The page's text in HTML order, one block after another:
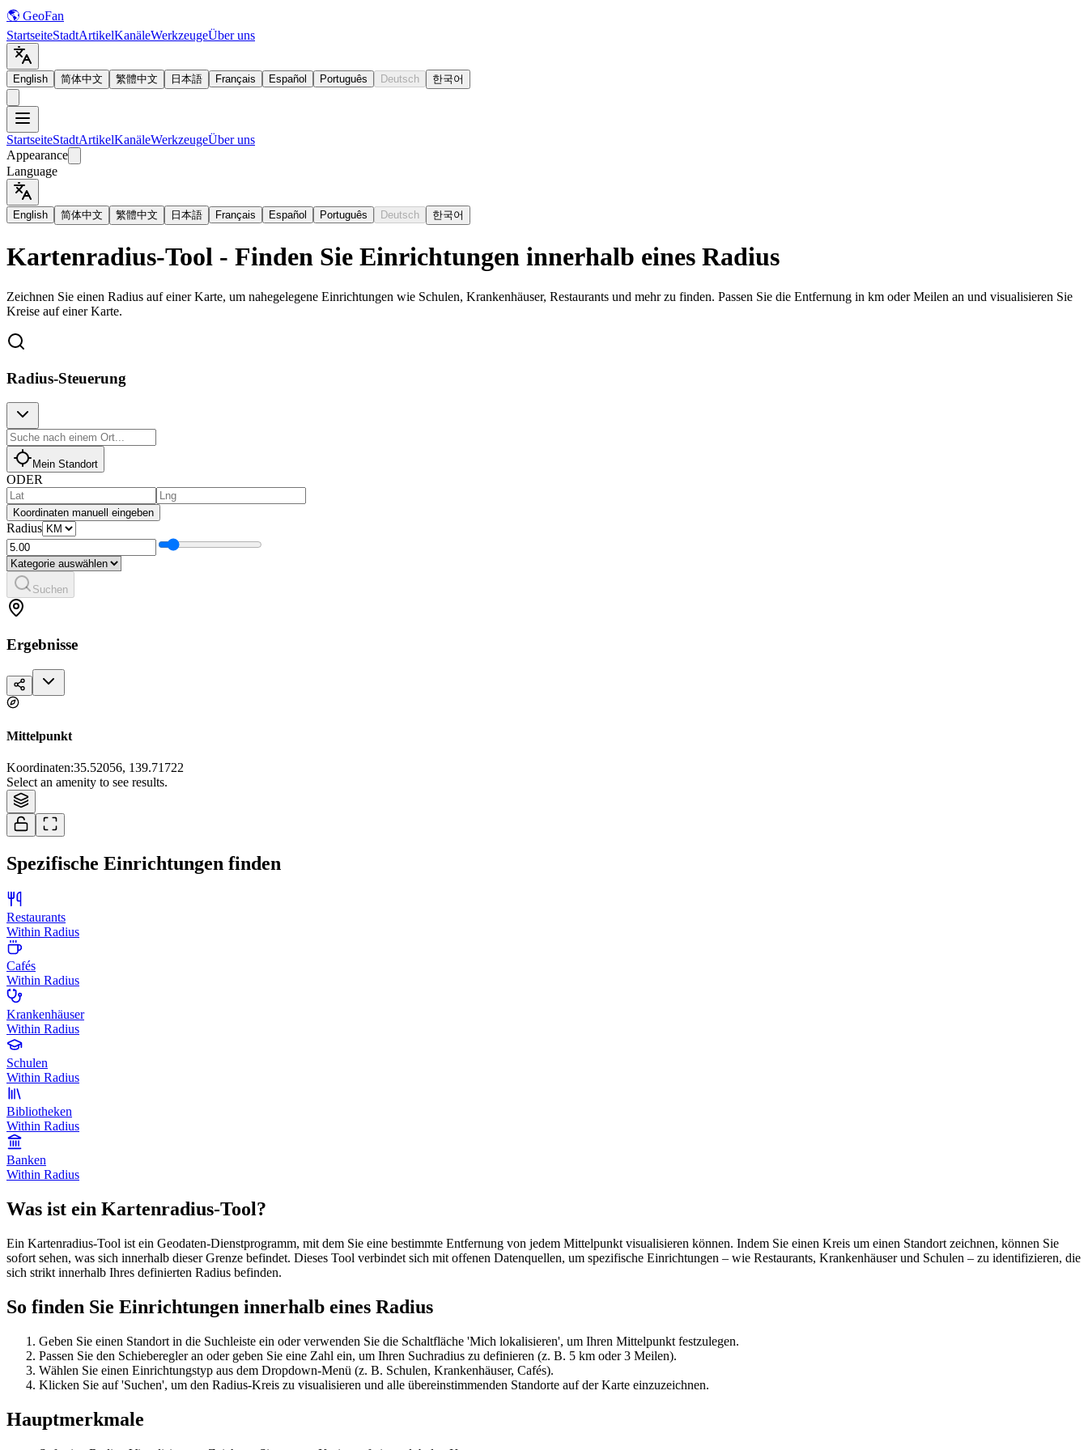
🌎 GeoFan
StartseiteStadtArtikelKanäleWerkzeugeÜber uns
English 简体中文 繁體中文 日本語 Français Español Português Deutsch 한국어
StartseiteStadtArtikelKanäleWerkzeugeÜber uns
Appearance
Language
English 简体中文 繁體中文 日本語 Français Español Português Deutsch 한국어
Kartenradius-Tool - Finden Sie Einrichtungen innerhalb eines Radius
Zeichnen Sie einen Radius auf einer Karte, um nahegelegene Einrichtungen wie Schulen, Krankenhäuser, Restaurants und mehr zu finden. Passen Sie die Entfernung in km oder Meilen an und visualisieren Sie
Kreise auf einer Karte.
Radius-Steuerung
Mein Standort
ODER
Koordinaten manuell eingeben
Radius
Suchen
Ergebnisse
Mittelpunkt
Koordinaten:35.52056, 139.71722
Select an amenity to see results.
Spezifische Einrichtungen finden
Restaurants
Within Radius
Cafés
Within Radius
Krankenhäuser
Within Radius
Schulen
Within Radius
Bibliotheken
Within Radius
Banken
Within Radius
Was ist ein Kartenradius-Tool?
Ein Kartenradius-Tool ist ein Geodaten-Dienstprogramm, mit dem Sie eine bestimmte Entfernung von jedem Mittelpunkt visualisieren können. Indem Sie einen Kreis um einen Standort zeichnen, können Sie
sofort sehen, was sich innerhalb dieser Grenze befindet. Dieses Tool verbindet sich mit offenen Datenquellen, um spezifische Einrichtungen – wie Restaurants, Krankenhäuser und Schulen – zu identifizieren, die
sich strikt innerhalb Ihres definierten Radius befinden.
So finden Sie Einrichtungen innerhalb eines Radius
Geben Sie einen Standort in die Suchleiste ein oder verwenden Sie die Schaltfläche 'Mich lokalisieren', um Ihren Mittelpunkt festzulegen.
Passen Sie den Schieberegler an oder geben Sie eine Zahl ein, um Ihren Suchradius zu definieren (z. B. 5 km oder 3 Meilen).
Wählen Sie einen Einrichtungstyp aus dem Dropdown-Menü (z. B. Schulen, Krankenhäuser, Cafés).
Klicken Sie auf 'Suchen', um den Radius-Kreis zu visualisieren und alle übereinstimmenden Standorte auf der Karte einzuzeichnen.
Hauptmerkmale